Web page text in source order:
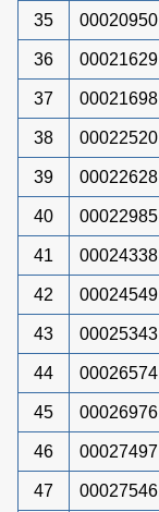
35 00020950
36 00021629
37 00021698
38 00022520
39 00022628
40 00022985
41 00024338
42 00024549
43 00025343
44 00026574
45 00026976
46 00027497
47 00027546